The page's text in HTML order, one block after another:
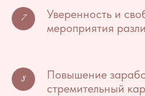
Уверенность и
мероприятия
Повышение
стремительный